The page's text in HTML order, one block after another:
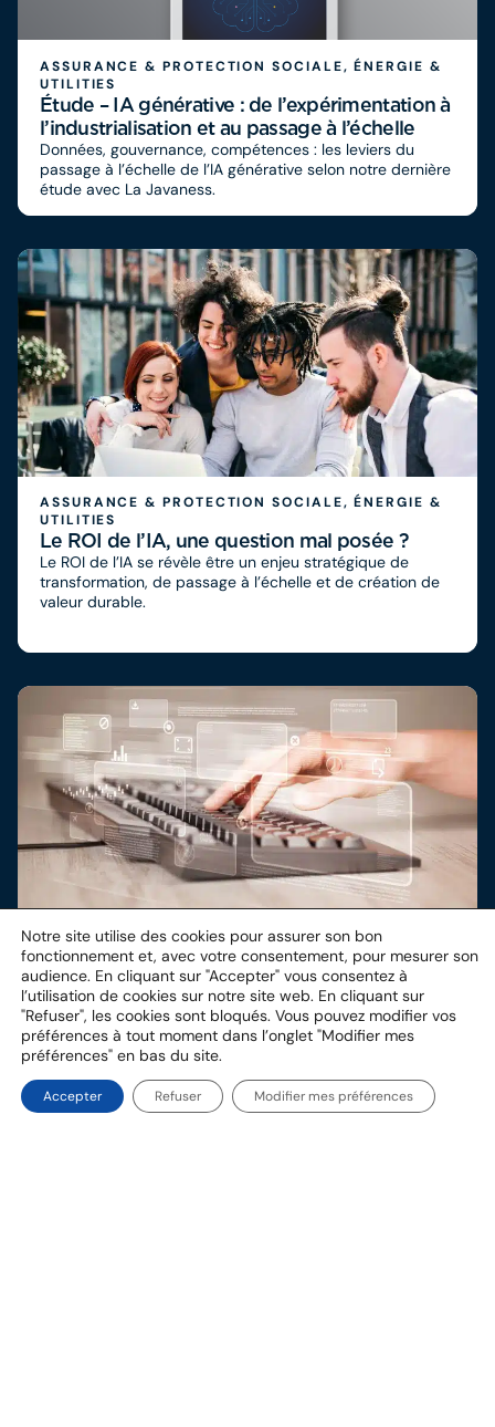
ASSURANCE & PROTECTION SOCIALE, ÉNERGIE &
UTILITIES
Étude – IA générative : de l’expérimentation à
l’industrialisation et au passage à l’échelle
Données, gouvernance, compétences : les leviers du
passage à l’échelle de l’IA générative selon notre dernière
étude avec La Javaness.
ASSURANCE & PROTECTION SOCIALE, ÉNERGIE &
UTILITIES
Le ROI de l’IA, une question mal posée ?
Le ROI de l’IA se révèle être un enjeu stratégique de
transformation, de passage à l’échelle et de création de
valeur durable.
ASSURANCE & PROTECTION SOCIALE, ÉNERGIE &
UTILITIES
Quand les agents IA redessinent la
distribution en assurance
La distribution des produits d’assurance repose
historiquement sur une mosaïque de canaux : réseaux
salariés des assureurs, courtiers indépendants, agents
généraux, comparateurs en ligne… Chacun a su trouver sa
place, avec ses forces propres : proximité relationnelle,
/ Vidéo
Notre site utilise des cookies pour assurer son bon
fonctionnement et, avec votre consentement, pour mesurer son
audience. En cliquant sur "Accepter" vous consentez à
l’utilisation de cookies sur notre site web. En cliquant sur
"Refuser", les cookies sont bloqués. Vous pouvez modifier vos
préférences à tout moment dans l’onglet "Modifier mes
préférences" en bas du site.
Accepter Refuser Modifier mes préférences